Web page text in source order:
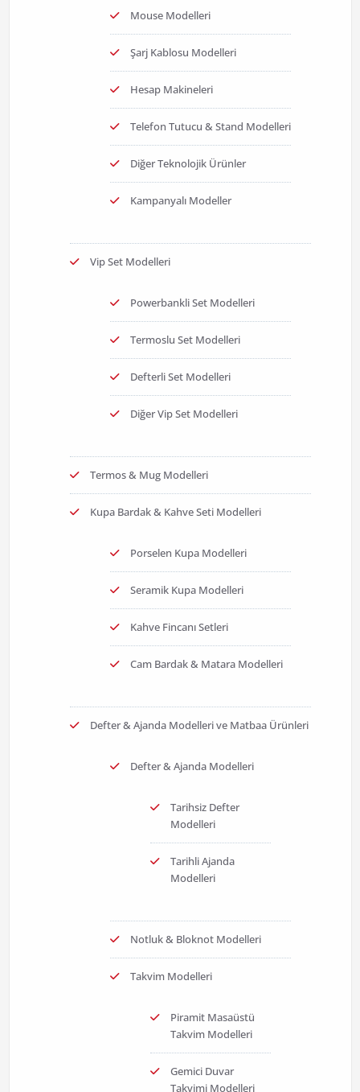
Mouse Modelleri
Şarj Kablosu Modelleri
Hesap Makineleri
Telefon Tutucu & Stand Modelleri
Diğer Teknolojik Ürünler
Kampanyalı Modeller
Vip Set Modelleri
Powerbankli Set Modelleri
Termoslu Set Modelleri
Defterli Set Modelleri
Diğer Vip Set Modelleri
Termos & Mug Modelleri
Kupa Bardak & Kahve Seti Modelleri
Porselen Kupa Modelleri
Seramik Kupa Modelleri
Kahve Fincanı Setleri
Cam Bardak & Matara Modelleri
Defter & Ajanda Modelleri ve Matbaa Ürünleri
Defter & Ajanda Modelleri
Tarihsiz Defter
Modelleri
Tarihli Ajanda
Modelleri
Notluk & Bloknot Modelleri
Takvim Modelleri
Piramit Masaüstü
Takvim Modelleri
Gemici Duvar
Takvimi Modelleri